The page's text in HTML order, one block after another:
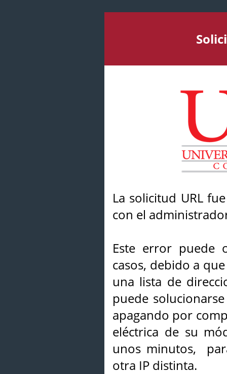
La solicitud URL
con el
Este error puede
casos, debido a
una lista de
puede
apagando por
eléctrica de su
unos minutos,
otra IP distinta.